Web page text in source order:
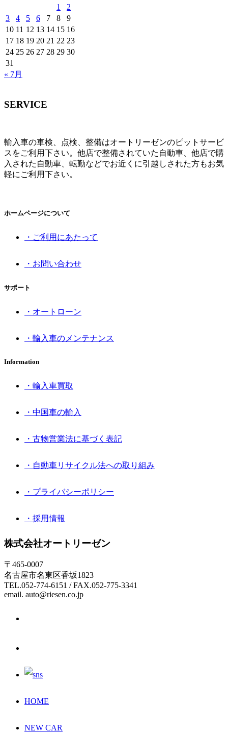
1
2
3
4 5 6 7 8
9
10 11 12 13 14 15 16
17 18 19 20 21 22 23
24 25 26 27 28 29 30
31
« 7月
SERVICE
輸入車の車検、点検、整備はオートリーゼンのピットサービ
スをご利用下さい。他店で整備されていた自動車、他店で購
入された自動車、転勤などでお近くに引越しされた方もお気
軽にご利用下さい。
ホームページについて
・ご利用にあたって
・お問い合わせ
サポート
・オートローン
・輸入車のメンテナンス
Information
・輸入車買取
・中国車の輸入
・古物営業法に基づく表記
・自動車リサイクル法への取り組み
・プライバシーポリシー
・採用情報
株式会社オートリーゼン
〒465-0007
名古屋市名東区香坂1823
TEL.052-774-6151 / FAX.052-775-3341
email. auto@riesen.co.jp
HOME
NEW CAR